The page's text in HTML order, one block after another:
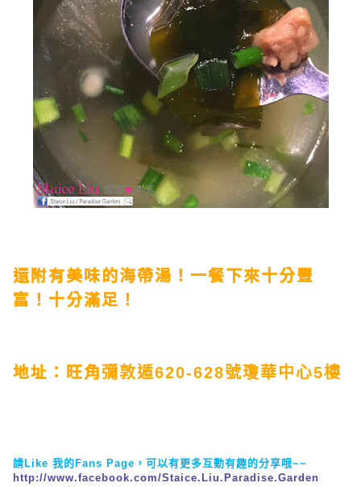
還附有美味的海帶湯！一餐下來十分豐
富！十分滿足！
地址：旺角彌敦遁620-628號瓊華中心5樓
請 Like 我的 Fans Page ，可以有更多互動有趣的分享哦~~
http://www.facebook.com/Staice.Liu.Paradise.Garden